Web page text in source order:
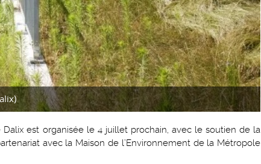
est organisée le 4 juillet prochain, avec le soutien de la
avec la Maison de l’Environnement de la Métropole